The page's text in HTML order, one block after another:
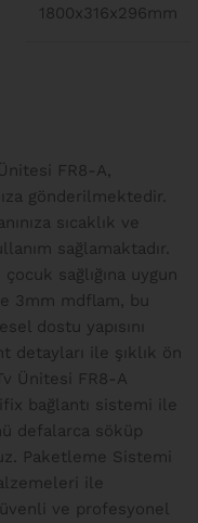
1800x316x296mm
FR8-A,
gönderilmektedir.
sıcaklık ve
sağlamaktadır.
sağlığına uygun
3mm mdflam, bu
dostu yapısını
detayları ile şıklık ön
Ünitesi FR8-A
bağlantı sistemi ile
defalarca söküp
Paketleme Sistemi
ile
ve profesyonel